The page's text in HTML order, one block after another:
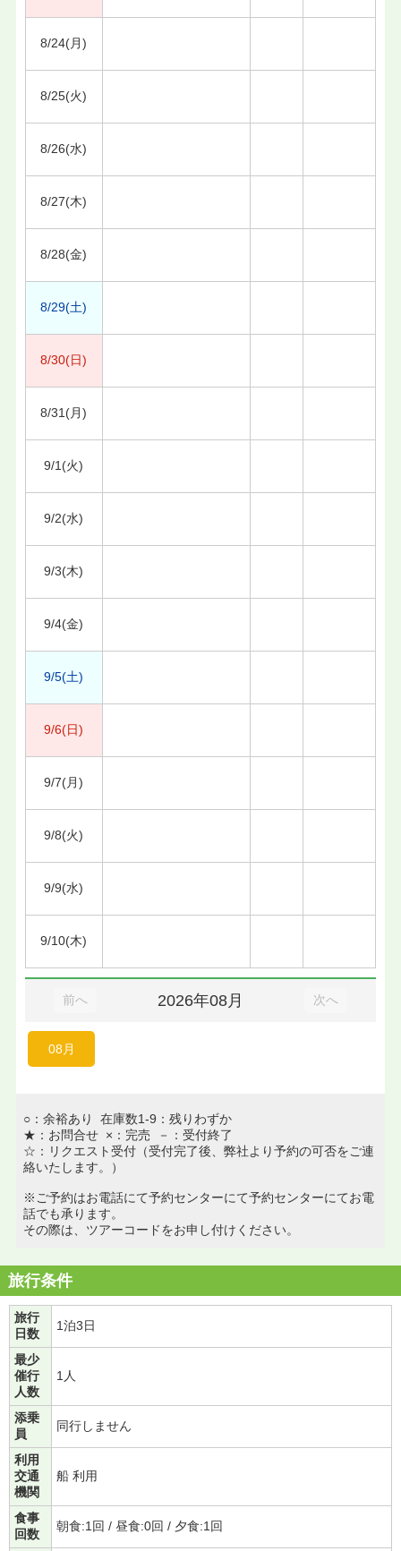
8/24(月)
8/25(火)
8/26(水)
8/27(木)
8/28(金)
8/29(土)
8/30(日)
8/31(月)
9/1(火)
9/2(水)
9/3(木)
9/4(金)
9/5(土)
9/6(日)
9/7(月)
9/8(火)
9/9(水)
9/10(木)
前へ 2026年08月 次へ
08月
○：余裕あり 在庫数1-9：残りわずか
★：お問合せ ×：完売 －：受付終了
☆：リクエスト受付（受付完了後、弊社より予約の可否をご連
絡いたします。）
※ご予約はお電話にて予約センターにて予約センターにてお電
話でも承ります。
その際は、ツアーコードをお申し付けください。
旅行条件
旅行
日数
1泊3日
最少
催行
人数
1人
添乗
員
同行しません
利用
交通
機関
船 利用
食事
回数
朝食:1回 / 昼食:0回 / 夕食:1回